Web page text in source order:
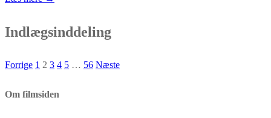
Indlægsinddeling
Forrige 1 2 3 4 5 … 56 Næste
Om filmsiden